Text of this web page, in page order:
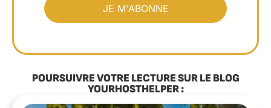
POURSUIVRE VOTRE LECTURE SUR LE BLOG
YOURHOSTHELPER :